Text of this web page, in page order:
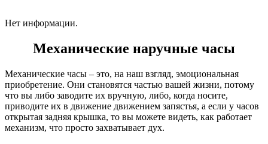
Нет информации.
Механические наручные часы
Механические часы – это, на наш взгляд, эмоциональная
приобретение. Они становятся частью вашей жизни, потому
что вы либо заводите их вручную, либо, когда носите,
приводите их в движение движением запястья, а если у часов
открытая задняя крышка, то вы можете видеть, как работает
механизм, что просто захватывает дух.